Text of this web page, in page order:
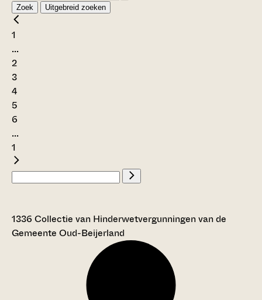
Zoek Uitgebreid zoeken
1
...
2
3
4
5
6
...
1
1336 Collectie van Hinderwetvergunningen van de
Gemeente Oud-Beijerland